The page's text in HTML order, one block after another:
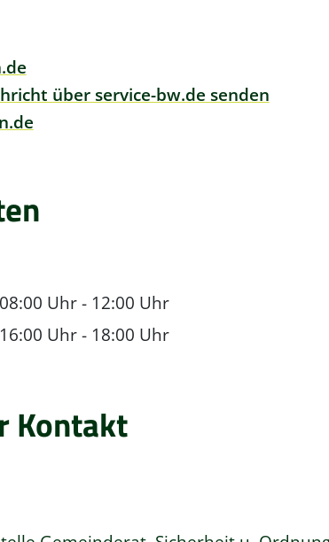
über service-bw.de senden
08:00 Uhr- 12:00 Uhr
16:00 Uhr- 18:00 Uhr
Kontakt